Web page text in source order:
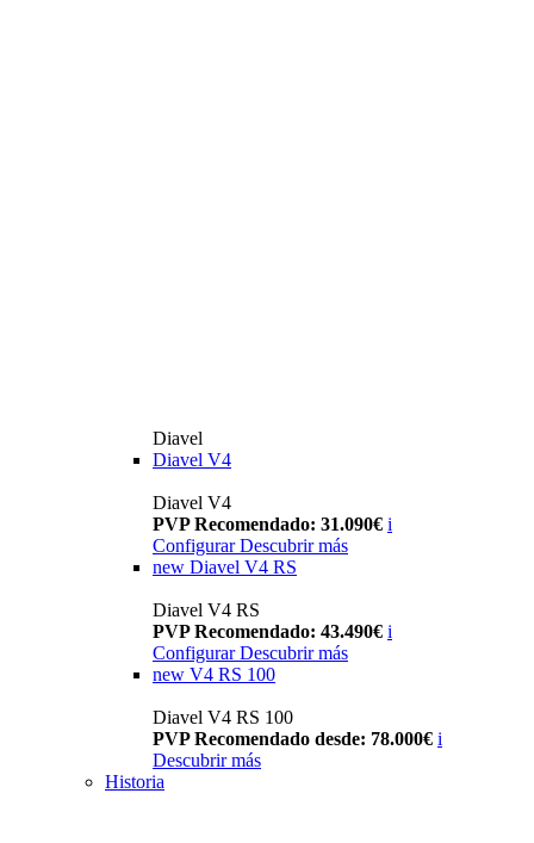
Diavel
Diavel V4
Diavel V4
PVP Recomendado: 31.090€ i
Configurar Descubrir más
new Diavel V4 RS
Diavel V4 RS
PVP Recomendado: 43.490€ i
Configurar Descubrir más
new V4 RS 100
Diavel V4 RS 100
PVP Recomendado desde: 78.000€ i
Descubrir más
Historia